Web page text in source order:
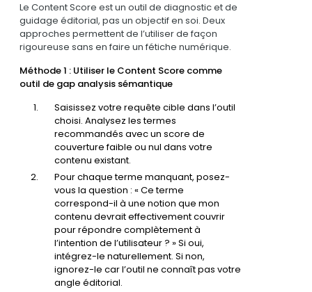
Le Content Score est un outil de diagnostic et de
guidage éditorial, pas un objectif en soi. Deux
approches permettent de l’utiliser de façon
rigoureuse sans en faire un fétiche numérique.
Méthode 1 : Utiliser le Content Score comme
outil de gap analysis sémantique
Saisissez votre requête cible dans l’outil
choisi. Analysez les termes
recommandés avec un score de
couverture faible ou nul dans votre
contenu existant.
Pour chaque terme manquant, posez-
vous la question : « Ce terme
correspond-il à une notion que mon
contenu devrait effectivement couvrir
pour répondre complètement à
l’intention de l’utilisateur ? » Si oui,
intégrez-le naturellement. Si non,
ignorez-le car l’outil ne connaît pas votre
angle éditorial.